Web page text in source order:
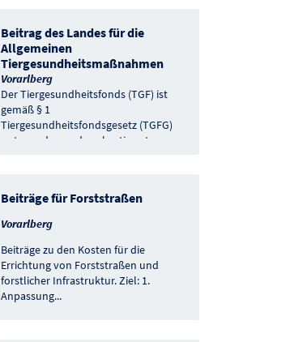
Beitrag des Landes für die
Allgemeinen
Tiergesundheitsmaßnahmen
Vorarlberg
Der Tiergesundheitsfonds (TGF) ist
gemäß § 1
Tiergesundheitsfondsgesetz (TGFG)
unter anderem dazu bestimmt,
Beiträge für Forststraßen
Vorarlberg
Beiträge zu den Kosten für die
Errichtung von Forststraßen und
forstlicher Infrastruktur. Ziel: 1.
Anpassung...